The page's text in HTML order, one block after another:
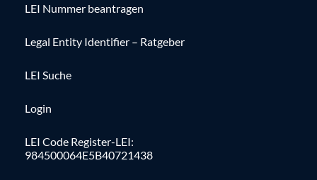
LEI Nummer beantragen
Legal Entity Identifier – Ratgeber
LEI Suche
Login
LEI Code Register-LEI:
984500064E5B40721438